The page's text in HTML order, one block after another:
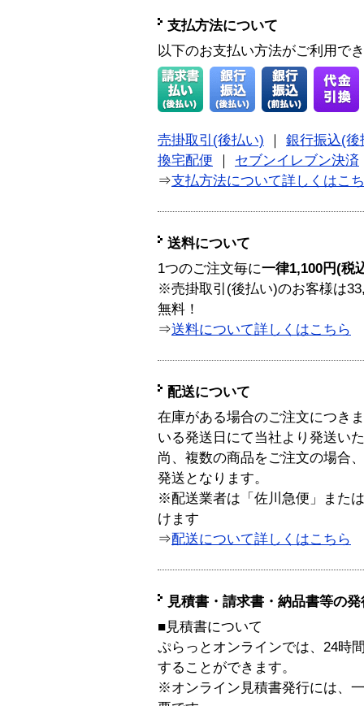
支払方法について
以下のお支払い方法がご利用で
売掛取引(後払い)
銀行振込(後
換宅配便
セブンイレブン決済
⇒支払方法について詳しくはこ
送料について
1つのご注文毎に一律1,100円(税
※売掛取引(後払い)のお客様は
無料！
⇒送料について詳しくはこちら
配送について
在庫がある場合のご注文につき
いる発送日にて当社より発送い
尚、複数の商品をご注文の場合
発送となります。
※配送業者は「佐川急便」また
けます
⇒配送について詳しくはこちら
見積書・請求書・納品書等の
■見積書について
ぷらっとオンラインでは、24時
することができます。
※オンライン見積書発行には、